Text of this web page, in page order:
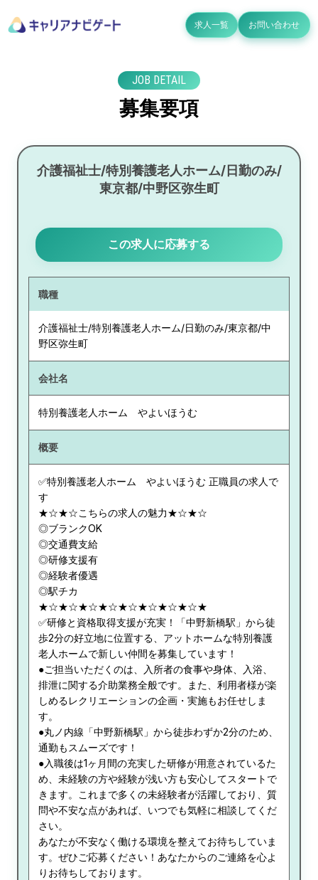
求人一覧 お問い合わせ
JOB DETAIL
募集要項
介護福祉士/特別養護老人ホーム/日勤のみ/
東京都/中野区弥生町
この求人に応募する
職種
介護福祉士/特別養護老人ホーム/日勤のみ/東京都/中
野区弥生町
会社名
特別養護老人ホーム やよいほうむ
概要
✅特別養護老人ホーム やよいほうむ 正職員の求人で
す
★☆★☆こちらの求人の魅力★☆★☆
◎ブランクOK
◎交通費支給
◎研修支援有
◎経験者優遇
◎駅チカ
★☆★☆★☆★☆★☆★☆★☆★☆★
✅研修と資格取得支援が充実！「中野新橋駅」から徒
歩2分の好立地に位置する、アットホームな特別養護
老人ホームで新しい仲間を募集しています！
●ご担当いただくのは、入所者の食事や身体、入浴、
排泄に関する介助業務全般です。また、利用者様が楽
しめるレクリエーションの企画・実施もお任せしま
す。
●丸ノ内線「中野新橋駅」から徒歩わずか2分のため、
通勤もスムーズです！
●入職後は1ヶ月間の充実した研修が用意されているた
め、未経験の方や経験が浅い方も安心してスタートで
きます。これまで多くの未経験者が活躍しており、質
問や不安な点があれば、いつでも気軽に相談してくだ
さい。
あなたが不安なく働ける環境を整えてお待ちしていま
す。ぜひご応募ください！あなたからのご連絡を心よ
りお待ちしております。